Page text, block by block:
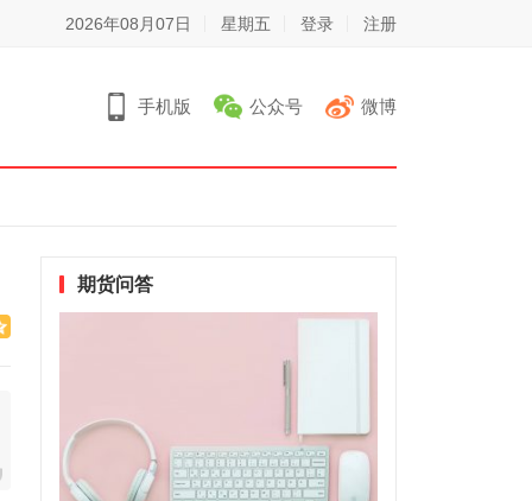
2026年08月07日 星期五 登录 注册
手机版 公众号 微博
期货问答